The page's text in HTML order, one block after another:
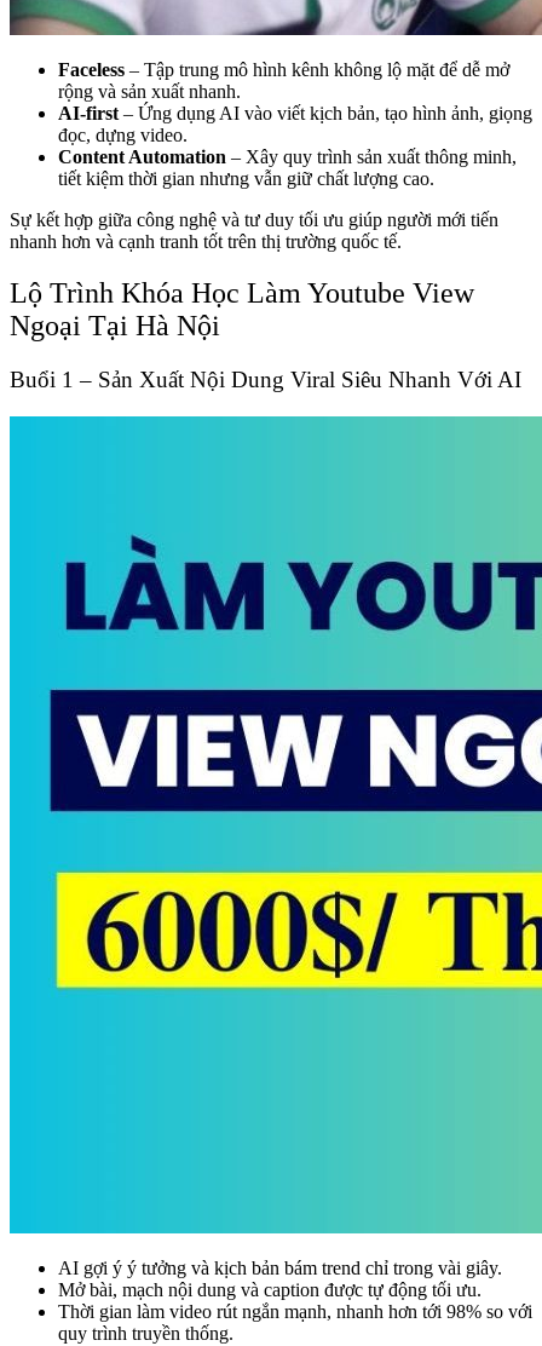
Faceless – Tập trung mô hình kênh không lộ mặt để dễ mở
rộng và sản xuất nhanh.
AI-first – Ứng dụng AI vào viết kịch bản, tạo hình ảnh, giọng
đọc, dựng video.
Content Automation – Xây quy trình sản xuất thông minh,
tiết kiệm thời gian nhưng vẫn giữ chất lượng cao.
Sự kết hợp giữa công nghệ và tư duy tối ưu giúp người mới tiến
nhanh hơn và cạnh tranh tốt trên thị trường quốc tế.
Lộ Trình Khóa Học Làm Youtube View
Ngoại Tại Hà Nội
Buổi 1 – Sản Xuất Nội Dung Viral Siêu Nhanh Với AI
AI gợi ý ý tưởng và kịch bản bám trend chỉ trong vài giây.
Mở bài, mạch nội dung và caption được tự động tối ưu.
Thời gian làm video rút ngắn mạnh, nhanh hơn tới 98% so với
quy trình truyền thống.